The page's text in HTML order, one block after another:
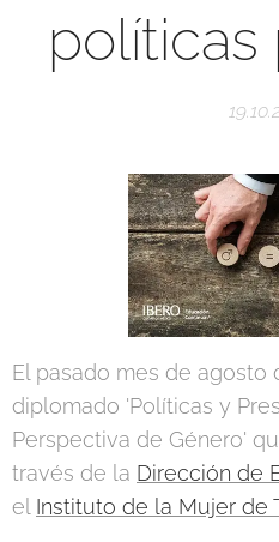
políticas
El pasado mes de agosto
diplomado 'Políticas y
Perspectiva de Género'
través de la Dirección de
el Instituto de la Mujer de